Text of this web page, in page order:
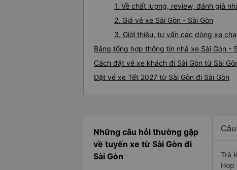
1. Về chất lượng, review, đánh giá
2. Giá vé xe Sài Gòn - Sài Gòn
3. Giới thiệu, tư vấn các dòng xe
Bảng tổng hợp thông tin nhà xe Sài Gòn -
Cách đặt vé xe khách đi Sài Gòn từ Sài
Đặt vé xe Tết 2027 từ Sài Gòn đi Sài Gòn
Những câu hỏi thường gặp
về tuyến xe từ Sài Gòn đi
Sài Gòn
Trả
Hop